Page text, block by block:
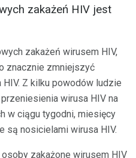
zakażeń HIV jest
zakażeń wirusem HIV,
znacznie zmniejszyć
Z kilku powodów ludzie
wirusa HIV na
w ciągu tygodni, miesięcy
są nosicielami wirusa HIV.
zakażone wirusem HIV